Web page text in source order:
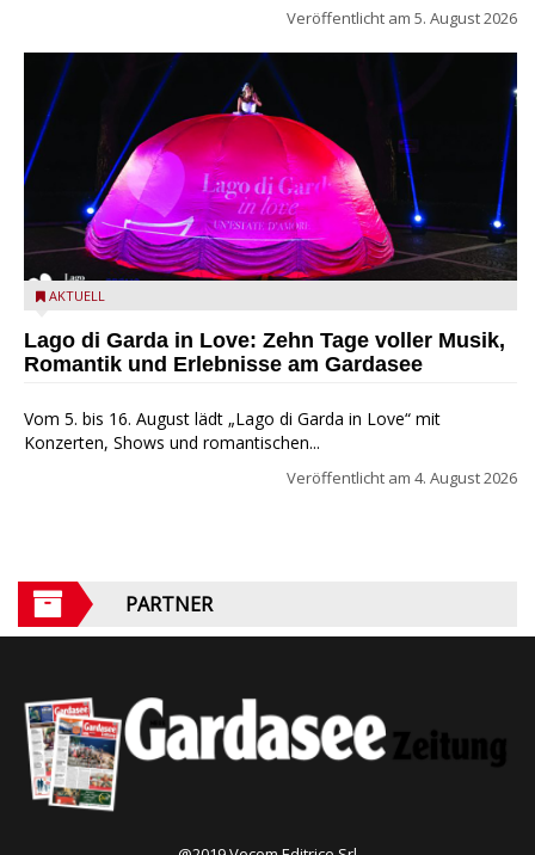
Veröffentlicht am 5. August 2026
Lago di Garda in Love
AKTUELL
Lago di Garda in Love: Zehn Tage voller Musik,
Romantik und Erlebnisse am Gardasee
Vom 5. bis 16. August lädt „Lago di Garda in Love“ mit
Konzerten, Shows und romantischen...
Veröffentlicht am 4. August 2026
PARTNER